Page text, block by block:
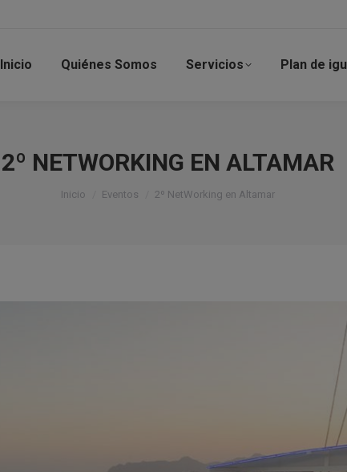
Inicio Quiénes Somos Servicios Plan de
2º NETWORKING EN ALTAMAR
Estás aquí:
Inicio Eventos 2º NetWorking en Altamar